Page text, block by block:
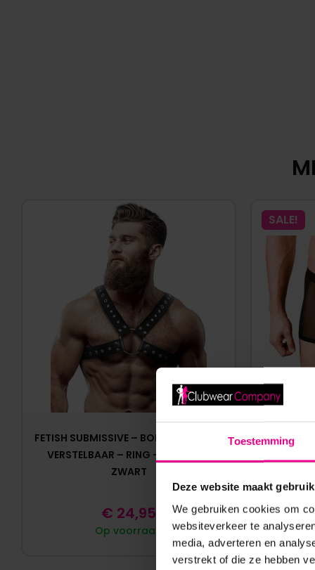
Toestemming
Deze website maakt
We gebruiken cookies om
websiteverkeer te
media, adverteren en
verstrekt of die ze hebben
FETISH SUBMISSIVE – BORSTHARNAS –
VERSTELBAAR – RING – PU-LEER –
ZWART
Op voorraad
€ 24,95
SALE!
BENNO